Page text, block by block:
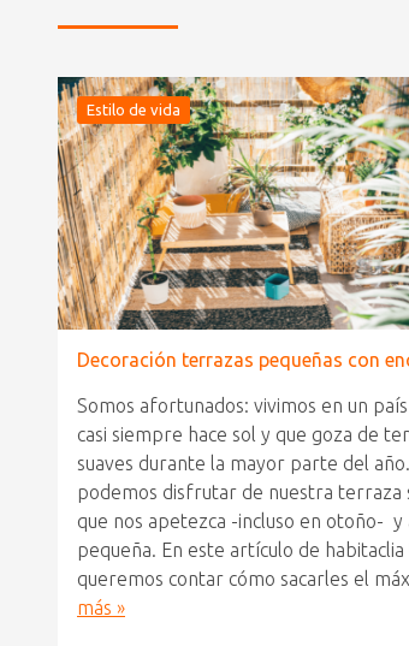
Estilo de vida
Decoración terrazas pequeñas con
Somos afortunados: vivimos en un
casi siempre hace sol y que goza de
suaves durante la mayor parte del
podemos disfrutar de nuestra terraza
que nos apetezca -incluso en otoño- y
pequeña. En este artículo de habitaclia
queremos contar cómo sacarles el
más »